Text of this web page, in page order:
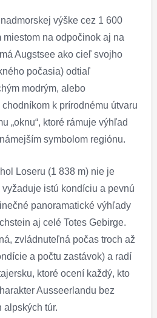
výške cez 1 600
na odpočinok aj na
Augstsee ako cieľ svojho
počasia) odtiaľ
modrým, alebo
k prírodnému útvaru
„oknu“, ktoré rámuje výhľad
symbolom regiónu.
Loseru (1 838 m) nie je
istú kondíciu a pevnú
panoramatické výhľady
aj celé Totes Gebirge.
zvládnuteľná počas troch až
a počtu zastávok) a radí
ktoré ocení každý, kto
Ausseerlandu bez
alpských túr.